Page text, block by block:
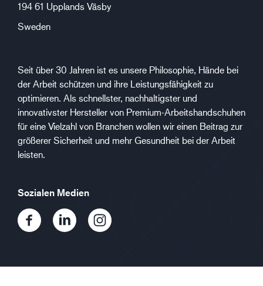
194 61 Upplands Väsby
Sweden
Seit über 30 Jahren ist es unsere Philosophie, Hände bei
der Arbeit schützen und ihre Leistungsfähigkeit zu
optimieren. Als schnellster, nachhaltigster und
innovativster Hersteller von Premium-Arbeitshandschuhen
für eine Vielzahl von Branchen wollen wir einen Beitrag zur
größerer Sicherheit und mehr Gesundheit bei der Arbeit
leisten.
Sozialen Medien